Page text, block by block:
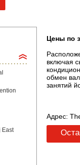
East
Цены по
включая
обмен
занятий
Адрес: